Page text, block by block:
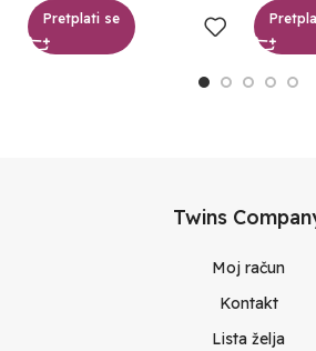
Pretplati se
Twins
Moj račun
Kontakt
Lista želja